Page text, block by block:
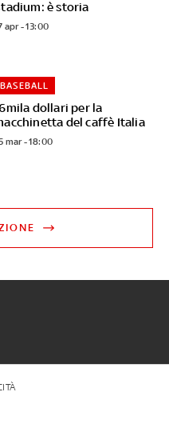
è storia
apr - 13:00
dollari per la
del caffè Italia
BASEBALL
mar - 18:00